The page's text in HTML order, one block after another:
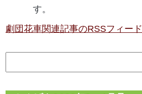
す。
劇団花車関連記事のRSSフィード